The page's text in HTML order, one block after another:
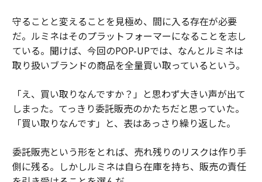
守ることと変えることを見極め、間に入る存在が必要
だ。ルミネはそのプラットフォーマーになることを志し
ている。聞けば、今回のPOP-UPでは、なんとルミネは
取り扱いブランドの商品を全量買い取っているという。
「え、買い取りなんですか？」と思わず大きい声が出て
しまった。てっきり委託販売のかたちだと思っていた。
「買い取りなんです」と、表はあっさり繰り返した。
委託販売という形をとれば、売れ残りのリスクは作り手
側に残る。しかしルミネは自ら在庫を持ち、販売の責任